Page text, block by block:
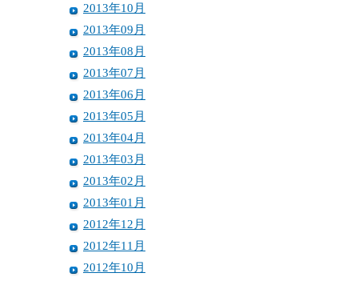
2013年10月
2013年09月
2013年08月
2013年07月
2013年06月
2013年05月
2013年04月
2013年03月
2013年02月
2013年01月
2012年12月
2012年11月
2012年10月